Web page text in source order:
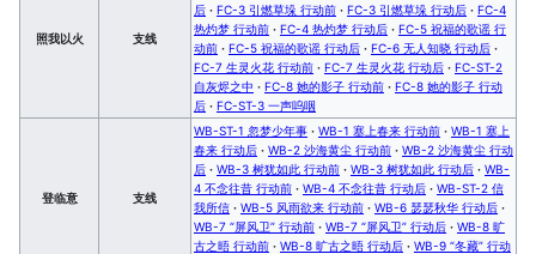
照我以火 支线
后 · FC-3 引燃草垛 行动前 · FC-3 引燃草垛 行动后 · FC-4
热灼梦 行动前 · FC-4 热灼梦 行动后 · FC-5 祝福的歌谣 行
动前 · FC-5 祝福的歌谣 行动后 · FC-6 无人知晓 行动后 ·
FC-7 生灵火花 行动前 · FC-7 生灵火花 行动后 · FC-ST-2
自灰烬之中 · FC-8 她的影子 行动前 · FC-8 她的影子 行动
后 · FC-ST-3 一声呜咽
登临意 支线
WB-ST-1 忽梦少年事 · WB-1 塞上春来 行动前 · WB-1 塞上
春来 行动后 · WB-2 沙海黄尘 行动前 · WB-2 沙海黄尘 行动
后 · WB-3 树犹如此 行动前 · WB-3 树犹如此 行动后 · WB-
4 不念往昔 行动前 · WB-4 不念往昔 行动后 · WB-ST-2 信
我所信 · WB-5 风雨欲来 行动前 · WB-6 瑟瑟秋华 行动后 ·
WB-7 “屏风卫” 行动前 · WB-7 “屏风卫” 行动后 · WB-8 旷
古之晤 行动前 · WB-8 旷古之晤 行动后 · WB-9 “冬藏” 行动